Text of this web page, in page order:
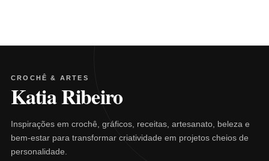
CROCHÊ & ARTES
Katia Ribeiro
Inspirações em crochê, gráficos, receitas, artesanato, beleza e
bem-estar para transformar criatividade em projetos cheios de
personalidade.